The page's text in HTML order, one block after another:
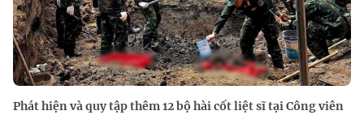
Phát hiện và quy tập thêm 12 bộ hài cốt liệt sĩ tại Công viên